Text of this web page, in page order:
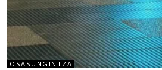
OSASUNGINTZA